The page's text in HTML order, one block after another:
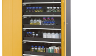
Ajouter
à la liste
d’envies